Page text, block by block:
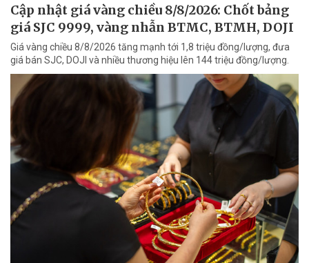
Cập nhật giá vàng chiều 8/8/2026: Chốt bảng
giá SJC 9999, vàng nhẫn BTMC, BTMH, DOJI
Giá vàng chiều 8/8/2026 tăng mạnh tới 1,8 triệu đồng/lượng, đưa
giá bán SJC, DOJI và nhiều thương hiệu lên 144 triệu đồng/lượng.